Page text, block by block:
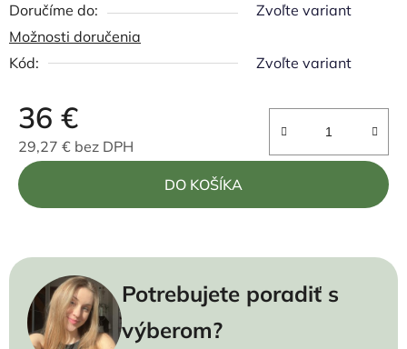
Zvoľte variant
Možnosti doručenia
Kód:
Zvoľte variant
36 €
29,27 € bez DPH
Jednotková cena:
DO KOŠÍKA
Potrebujete poradiť s
výberom?